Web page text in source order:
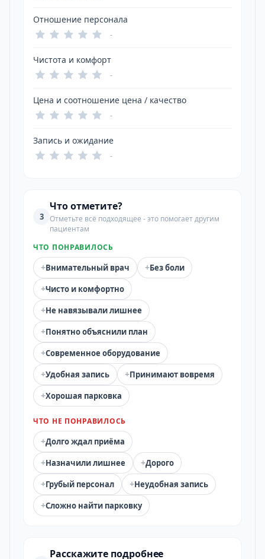
Отношение персонала
-
Чистота и комфорт
-
Цена и соотношение цена / качество
-
Запись и ожидание
-
3
Что отметите?
Отметьте всё подходящее - это помогает другим
пациентам
ЧТО ПОНРАВИЛОСЬ
+Внимательный врач +Без боли
+Чисто и комфортно
+Не навязывали лишнее
+Понятно объяснили план
+Современное оборудование
+Удобная запись +Принимают вовремя
+Хорошая парковка
ЧТО НЕ ПОНРАВИЛОСЬ
+Долго ждал приёма
+Назначили лишнее +Дорого
+Грубый персонал +Неудобная запись
+Сложно найти парковку
Расскажите подробнее